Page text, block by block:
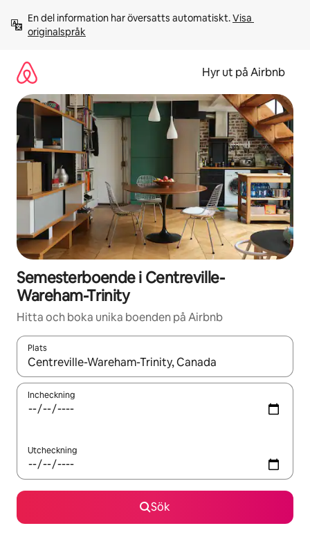
innehåll
En del information har översatts automatiskt. Visa
originalspråk
Hyr ut på Airbnb
Semesterboende i Centreville-
Wareham-Trinity
Hitta och boka unika boenden på Airbnb
Plats
När resultaten är tillgängliga kan du navigera med upp- och
Incheckning
Utcheckning
Sök